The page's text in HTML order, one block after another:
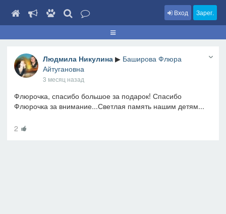
Вход Зарег.
Людмила Никулина ▶ Баширова Флюра
Айтугановна
3 месяц назад
Флюрочка, спасибо большое за подарок! Спасибо
Флюрочка за внимание...Светлая память нашим детям...
2